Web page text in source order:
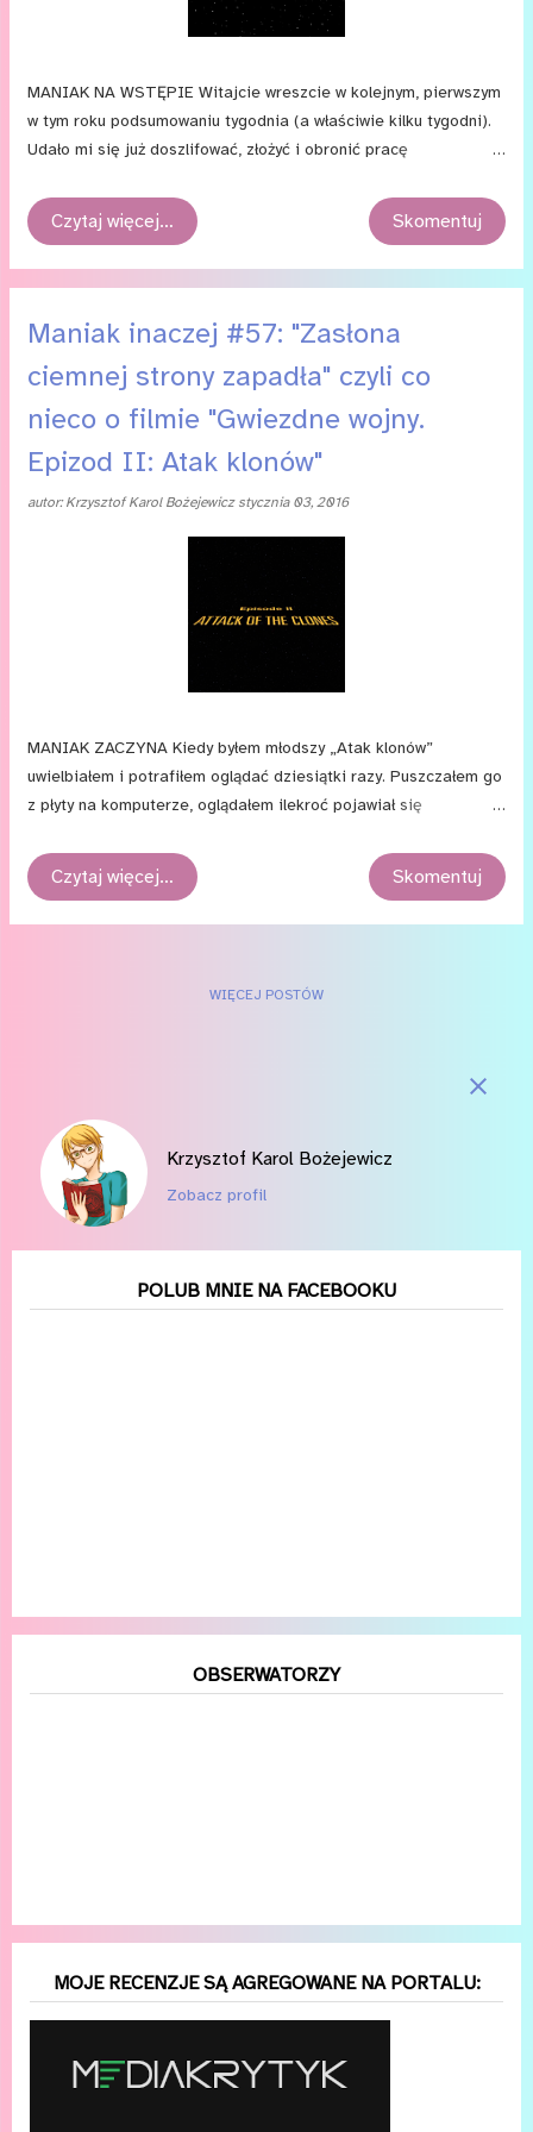
MANIAK NA WSTĘPIE Witajcie wreszcie w kolejnym, pierwszym
w tym roku podsumowaniu tygodnia (a właściwie kilku tygodni).
Udało mi się już doszlifować, złożyć i obronić pracę
maniaka” na nieco dalszy plan, więc myślę, że częstotliwość
wpisów wzrośnie, a i poprawi się ich regularność. A że
tak też robię. Ale najpierw, zgodnie z niedawno rozpoczętym
zwyczajem, małe blogowe rozliczenie. W ciągu ostatnich ośmiu
tygodni tygodni na blogu pojawiło się 20 notek. Pierwsza z nich
to ogromne (ale nie tak ogromne jak dzisiejsze) podsumowanie
kilku tygodni ; druga i trzecia to recenzja i recap drugiego
odcinka piątego sezonu „Once Upon a Time” (cykl wznowiony
zostanie pewnie wkrótce); dziesięć kolejnych to obiecane
recenzje „Penny Dreadful” ( 1 , 2 , 3 , 4 , 5 , 6 , 7 , 8 , 9 , 10...
Czytaj więcej… Skomentuj
Maniak inaczej #57: "Zasłona
ciemnej strony zapadła" czyli co
nieco o filmie "Gwiezdne wojny.
Epizod II: Atak klonów"
autor:Krzysztof Karol Bożejewicz stycznia 03, 2016
MANIAK ZACZYNA Kiedy byłem młodszy „Atak klonów”
uwielbiałem i potrafiłem oglądać dziesiątki razy. Puszczałem go
z płyty na komputerze, oglądałem ilekroć pojawiał się
ulubiona część całej sagi. Co więcej, to chyba były pierwsze
„Gwiezdne wojny”, które widziałem w oryginalnej wersji
więcej wad i niedoskonałości obrazu. Nie oznacza to jednak,
związek z postacią Anakina Skywalkera — teoretycznie
najważniejszej dla nowej trylogii.
Czytaj więcej… Skomentuj
WIĘCEJ POSTÓW
Krzysztof Karol Bożejewicz
Zobacz profil
POLUB MNIE NA FACEBOOKU
OBSERWATORZY
MOJE RECENZJE SĄ AGREGOWANE NA PORTALU: